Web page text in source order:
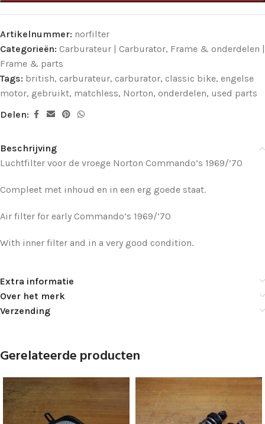
Artikelnummer: norfilter
Categorieën: Carburateur | Carburator, Frame & onderdelen |
Frame & parts
Tags: british, carburateur, carburator, classic bike, engelse
motor, gebruikt, matchless, Norton, onderdelen, used parts
Delen:
Beschrijving
Luchtfilter voor de vroege Norton Commando’s 1969/’70
Compleet met inhoud en in een erg goede staat.
Air filter for early Commando’s 1969/’70
With inner filter and in a very good condition.
Extra informatie
Over het merk
Verzending
Gerelateerde producten